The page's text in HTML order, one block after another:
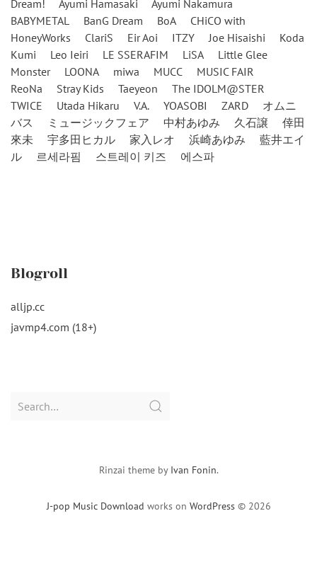
Dream! Ayumi Hamasaki
Ayumi Nakamura
BABYMETAL
BanG Dream BoA
CHiCO with
HoneyWorks
ClariS Eir Aoi ITZY Joe Hisaishi
Koda
Kumi
Leo Ieiri LE SSERAFIM LiSA
Little Glee
Monster
LOONA miwa MUCC
MUSIC FAIR
ReoNa
Stray Kids Taeyeon
The IDOLM@STER
TWICE
Utada Hikaru V.A. YOASOBI ZARD
オムニ
バス
ミュージックフェア 中村あゆみ 久石譲
倖田
來未
宇多田ヒカル 家入レオ 浜崎あゆみ
藍井エイ
ル
르세라핌 스트레이 키즈 에스파
Blogroll
alljp.cc
javmp4.com (18+)
Search
J-pop Music Download works on WordPress © 2026
Rinzai theme by Ivan Fonin.